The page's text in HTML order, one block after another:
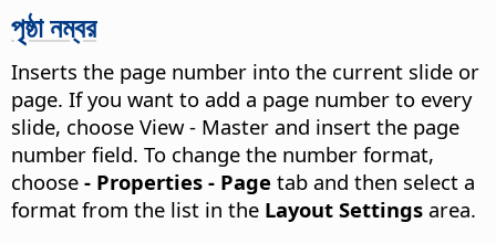
পৃষ্ঠা নম্বর
Inserts the page number into the current slide or
page. If you want to add a page number to every
slide, choose View - Master and insert the page
number field. To change the number format,
choose - Properties - Page tab and then select a
format from the list in the Layout Settings area.